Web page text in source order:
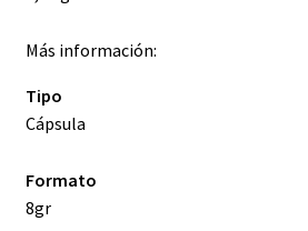
Más información:
Tipo
Cápsula
Formato
8gr